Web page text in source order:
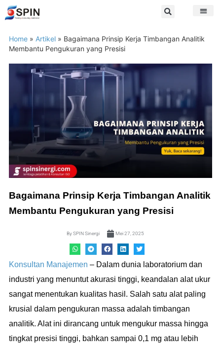
Home » Artikel » Bagaimana Prinsip Kerja Timbangan Analitik
Membantu Pengukuran yang Presisi
Bagaimana Prinsip Kerja Timbangan Analitik
Membantu Pengukuran yang Presisi
BySPIN Sinergi Mei 27, 2025
Konsultan Manajemen – Dalam dunia laboratorium dan
industri yang menuntut akurasi tinggi, keandalan alat ukur
sangat menentukan kualitas hasil. Salah satu alat paling
krusial dalam pengukuran massa adalah timbangan
analitik. Alat ini dirancang untuk mengukur massa hingga
tingkat presisi tinggi, bahkan sampai 0,1 mg atau lebih